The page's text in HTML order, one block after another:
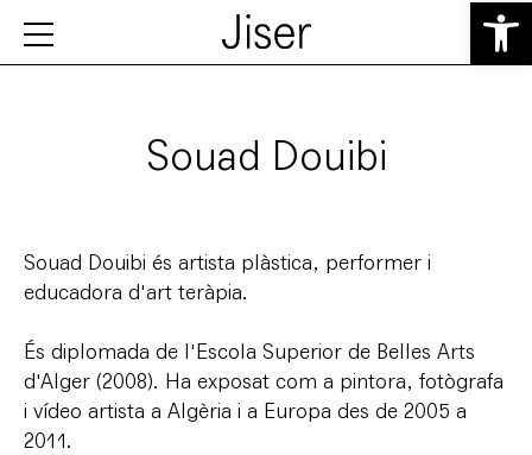
Obre la
Souad Douibi
Souad Douibi és artista plàstica, performer i
educadora d'art teràpia.
És diplomada de l'Escola Superior de Belles Arts
d'Alger (2008). Ha exposat com a pintora, fotògrafa
i vídeo artista a Algèria i a Europa des de 2005 a
2011.